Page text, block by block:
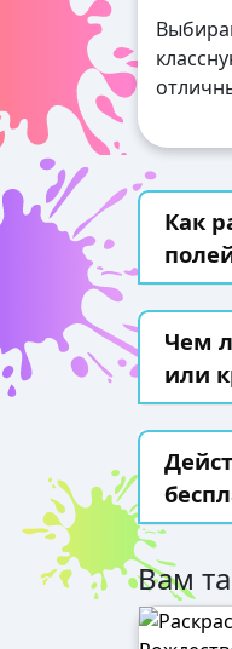
Как
Чем
или
Вам